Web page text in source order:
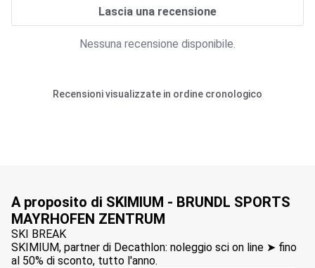
Lascia una recensione
Nessuna recensione disponibile.
Recensioni visualizzate in ordine cronologico
A proposito di SKIMIUM - BRUNDL SPORTS
MAYRHOFEN ZENTRUM
SKI BREAK
SKIMIUM, partner di Decathlon: noleggio sci on line ➤ fino
al 50% di sconto, tutto l'anno.